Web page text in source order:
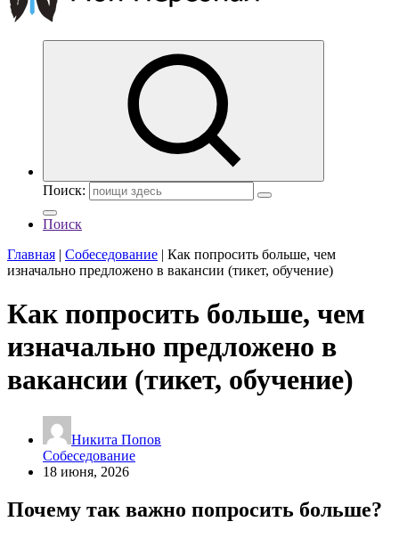
Поиск:
Поиск
Главная | Собеседование | Как попросить больше, чем
изначально предложено в вакансии (тикет, обучение)
Как попросить больше, чем
изначально предложено в
вакансии (тикет, обучение)
Никита Попов
Собеседование
18 июня, 2026
Почему так важно попросить больше?